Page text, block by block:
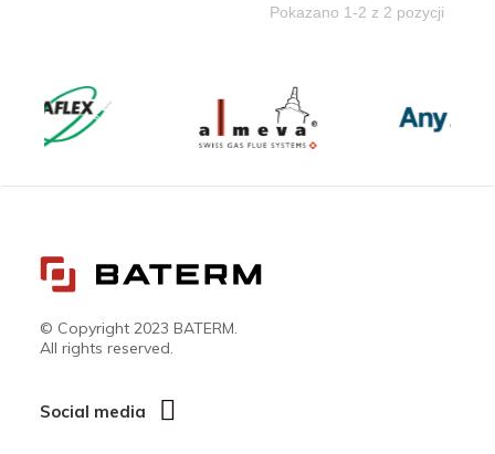
Pokazano 1-2 z 2 pozycji
© Copyright 2023 BATERM.
All rights reserved.
Social media